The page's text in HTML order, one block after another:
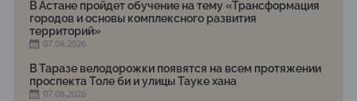
В Астане пройдет обучение на тему «Трансформация
городов и основы комплексного развития
территорий»
07.08.2026
В Таразе велодорожки появятся на всем протяжении
проспекта Толе би и улицы Тауке хана
07.08.2026